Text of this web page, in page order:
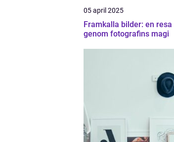
05 april 2025
Framkalla bilder: en resa
genom fotografins magi